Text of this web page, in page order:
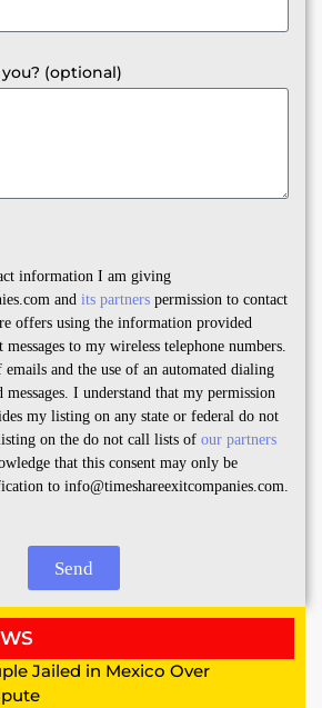
(optional)
information I am giving
and its partners permission to contact
offers using the information provided
to my wireless telephone numbers.
emails and the use of an automated dialing
messages. I understand that my permission
my listing on any state or federal do not
on the do not call lists of our partners
that this consent may only be
to info@timeshareexitcompanies.com.
Send
Jailed in Mexico Over